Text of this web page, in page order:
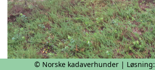
© Norske kadaverhunder | Løsning: